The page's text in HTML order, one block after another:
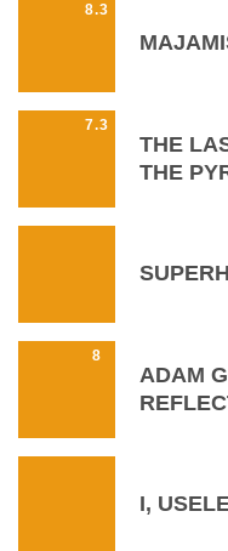
8.3
7.3
THE
THE
8
ADAM
I,